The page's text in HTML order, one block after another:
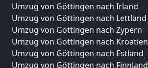
Umzug von Göttingen nach Irland
Umzug von Göttingen nach Lettland
Umzug von Göttingen nach Zypern
Umzug von Göttingen nach Kroatien
Umzug von Göttingen nach Estland
Umzug von Göttingen nach Finnland